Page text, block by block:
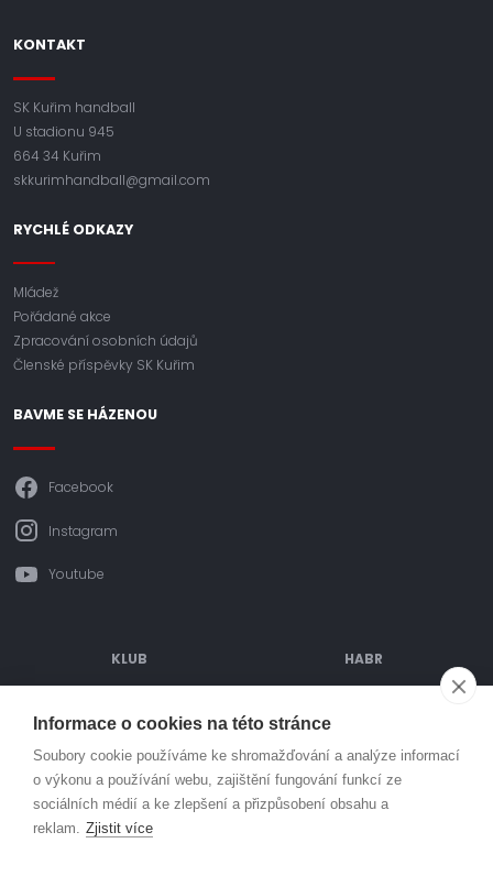
KONTAKT
SK Kuřim handball
U stadionu 945
664 34 Kuřim
skkurimhandball@gmail.com
RYCHLÉ ODKAZY
Mládež
Pořádané akce
Zpracování osobních údajů
Členské příspěvky SK Kuřim
BAVME SE HÁZENOU
Facebook
Instagram
Youtube
KLUB
SPORTOVIŠTĚ
MLÁDEŽ
HABR
PARTNEŘI
Informace o cookies na této stránce
Soubory cookie používáme ke shromažďování a analýze informací
o výkonu a používání webu, zajištění fungování funkcí ze
sociálních médií a ke zlepšení a přizpůsobení obsahu a
reklam. Zjistit více